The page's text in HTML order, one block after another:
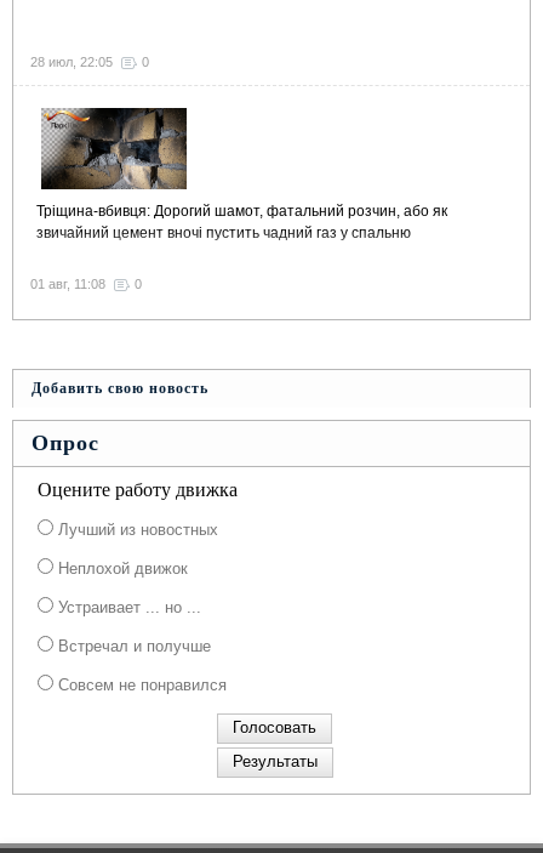
28 июл, 22:05 0
Тріщина-вбивця: Дорогий шамот, фатальний розчин, або як
звичайний цемент вночі пустить чадний газ у спальню
01 авг, 11:08 0
Добавить свою новость
Опрос
Оцените работу движка
Лучший из новостных
Неплохой движок
Устраивает ... но ...
Встречал и получше
Совсем не понравился